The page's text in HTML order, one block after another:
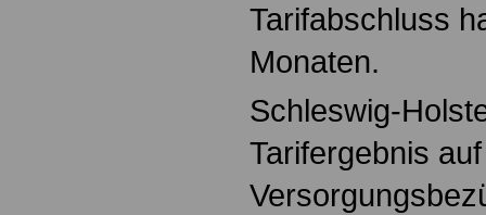
Tarifabschluss
Monaten.
Schleswig-
Tarifergebnis